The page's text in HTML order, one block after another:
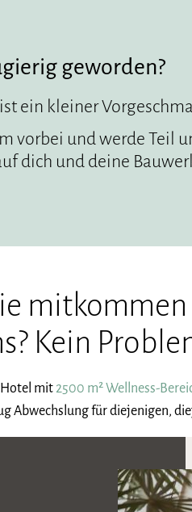
geworden?
ein kleiner
vorbei und werde Teil
dich und deine
mitkommen
Kein
Hotel mit 2500 m² Wellness-
Abwechslung für diejenigen,